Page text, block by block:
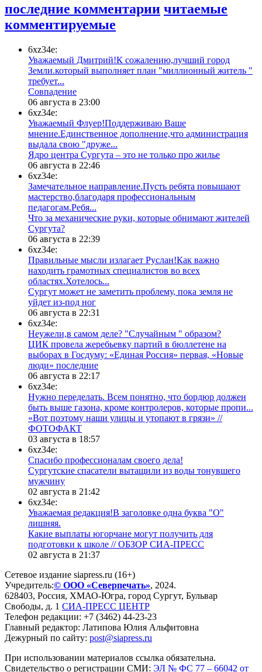
последние комментарии читаемые
комментируемые
6xz34e:
Уважаемый Дмитрий!К сожалению,лучший город
Земли.который выполняет план "миллионный житель "
требует...
​Совпадение
06 августа в 23:00
6xz34e:
Уважаемый Флуер!Поддерживаю Ваше
мнение.Единственное дополнение,что администрация
выдала свою "друже...
​Ядро центра Сургута ‒ это не только про жилье
06 августа в 22:46
6xz34e:
Замечательное направление.Пусть ребята повышают
мастерство,благодаря профессиональным
педагогам.Ребя...
​Что за механические руки, которые обнимают жителей
Сургута?
06 августа в 22:39
6xz34e:
Правильные мысли излагает Руслан!Как важно
находить грамотных специалистов во всех
областях.Хотелось...
Сургут может не заметить проблему, пока земля не
уйдет из-под ног
06 августа в 22:31
6xz34e:
Неужели,в самом деле? "Случайным " образом?
ЦИК провела жеребьевку партий в бюллетене на
выборах в Госдуму: «Единая Россия» первая, «Новые
люди» последние
06 августа в 22:17
6xz34e:
Нужно переделать. Всем понятно, что бордюр должен
быть выше газона, кроме контролеров, которые пропи...
«Вот поэтому наши улицы и утопают в грязи» //
ФОТОФАКТ
03 августа в 18:57
6xz34e:
Спасибо профессионалам своего дела!
Сургутские спасатели вытащили из воды тонувшего
мужчину
02 августа в 21:42
6xz34e:
Уважаемая редакция!В заголовке одна буква "О"
лишняя.
Какие выплаты югорчане могут получить для
подготовки к школе // ОБЗОР СИА-ПРЕСС
02 августа в 21:37
Сетевое издание siapress.ru (16+)
Учредитель:© ООО «Северпечать», 2024.
628403, Россия, ХМАО-Югра, город Сургут, Бульвар
Свободы, д. 1 СИА-ПРЕСС ЦЕНТР
Телефон редакции: +7 (3462) 44-23-23
Главный редактор: Латипова Юлия Альфитовна
Дежурный по сайту: post@siapress.ru
При использовании материалов ссылка обязательна.
Свидетельство о регистрации СМИ: ЭЛ № ФС 77 – 66042 от